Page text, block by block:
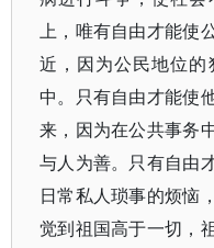
上，唯有自由才能使
近，因为公民地位
中。只有自由才能使
来，因为在公共事务
与人为善。只有自由
日常私人琐事的烦恼
觉到祖国高于一切，